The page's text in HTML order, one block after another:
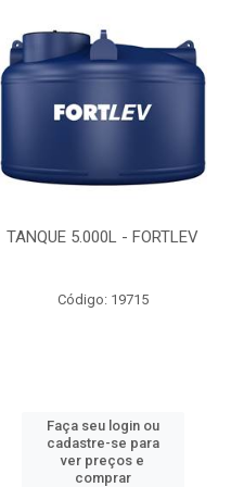
TANQUE 5.000L - FORTLEV
Código: 19715
Faça seu login ou
cadastre-se para
ver preços e
comprar